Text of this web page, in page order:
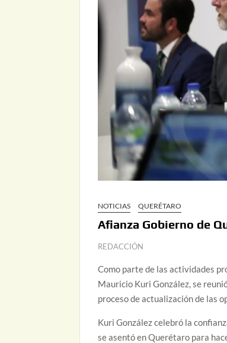
NOTICIAS QUERÉTARO
Afianza Gobierno de
REDACCIÓN
Como parte de las actividades
Mauricio Kuri González, se
proceso de actualización de las
Kuri González celebró la
se asentó en Querétaro para